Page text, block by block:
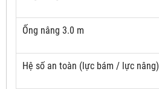
Ống nâng 3.0 m
Hệ số an toàn (lực bám / lực nâng)